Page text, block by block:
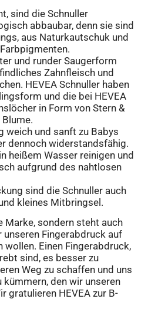
sind die Schnuller
abbaubar, denn sie sind
aus Naturkautschuk und
und runder Saugerform
Zahnfleisch und
HEVEA Schnuller haben
und die bei HEVEA
in Form von Stern &
weich und sanft zu Babys
dennoch widerstandsfähig.
heißem Wasser reinigen und
aufgrund des nahtlosen
sind die Schnuller auch
kleines Mitbringsel.
Marke, sondern steht auch
unseren Fingerabdruck auf
Einen Fingerabdruck,
sind, es besser zu
Weg zu schaffen und uns
kümmern, den wir unseren
gratulieren HEVEA zur B-